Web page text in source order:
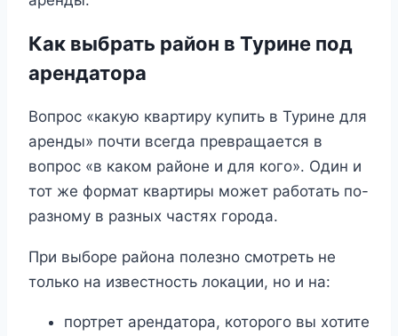
Как выбрать район в Турине под
арендатора
Вопрос «какую квартиру купить в Турине для
аренды» почти всегда превращается в
вопрос «в каком районе и для кого». Один и
тот же формат квартиры может работать по-
разному в разных частях города.
При выборе района полезно смотреть не
только на известность локации, но и на:
портрет арендатора, которого вы хотите